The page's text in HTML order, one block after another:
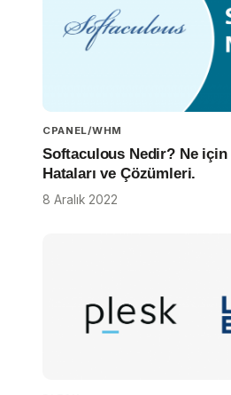
CPANEL/WHM
Softaculous Nedir? Ne için
Hataları ve Çözümleri.
8 Aralık 2022